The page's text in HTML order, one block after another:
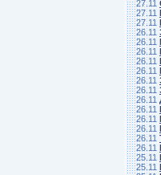
27.11
27.11
27.11
26.11
26.11
26.11
26.11
26.11
26.11
26.11
26.11
26.11
26.11
26.11
26.11
26.11
25.11
25.11